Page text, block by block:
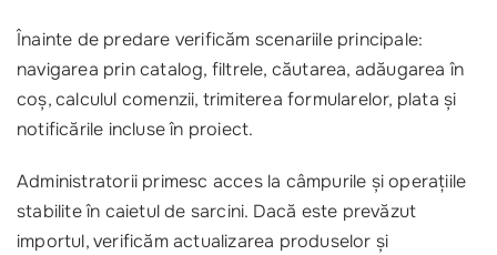
Înainte de predare verificăm scenariile principale:
navigarea prin catalog, filtrele, căutarea, adăugarea în
coș, calculul comenzii, trimiterea formularelor, plata și
notificările incluse în proiect.
Administratorii primesc acces la câmpurile și operațiile
stabilite în caietul de sarcini. Dacă este prevăzut
importul, verificăm actualizarea produselor și